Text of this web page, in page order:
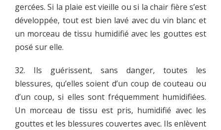
gercées. Si la plaie est vieille ou si la chair fière s’est
développée, tout est bien lavé avec du vin blanc et
un morceau de tissu humidifié avec les gouttes est
posé sur elle.
32. Ils guérissent, sans danger, toutes les
blessures, qu’elles soient d’un coup de couteau ou
d’un coup, si elles sont fréquemment humidifiées.
Un morceau de tissu est pris, humidifié avec les
gouttes et les blessures couvertes avec. Ils enlèvent